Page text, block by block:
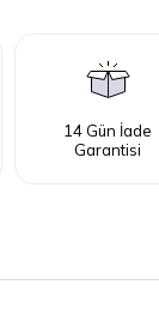
14 Gün İade
Garantisi